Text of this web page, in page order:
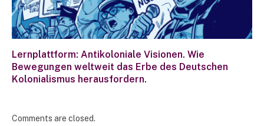
Lernplattform: Antikoloniale Visionen. Wie
Bewegungen weltweit das Erbe des Deutschen
Kolonialismus herausfordern.
Comments are closed.